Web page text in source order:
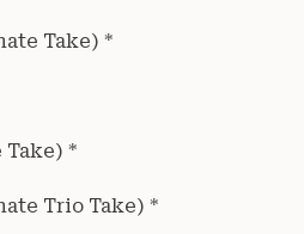
Take) *
Take) *
Trio Take) *